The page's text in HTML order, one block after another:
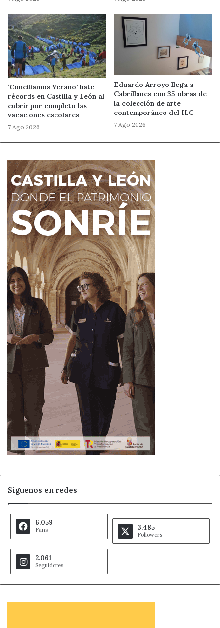
‘Conciliamos Verano’ bate
récords en Castilla y León al
cubrir por completo las
vacaciones escolares
7 Ago 2026
Eduardo Arroyo llega a
Cabrillanes con 35 obras de
la colección de arte
contemporáneo del ILC
7 Ago 2026
Síguenos en redes
6.059
Fans 3.485
Followers
2.061
Seguidores